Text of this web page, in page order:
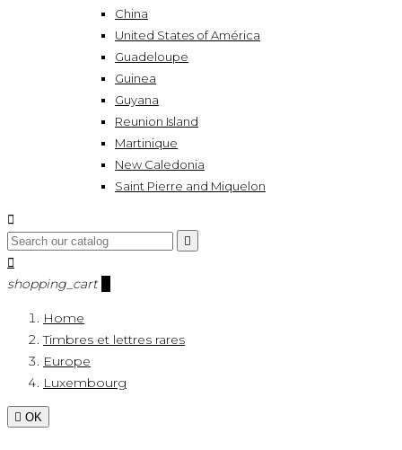
China
United States of América
Guadeloupe
Guinea
Guyana
Reunion Island
Martinique
New Caledonia
Saint Pierre and Miquelon



shopping_cart
Home
Timbres et lettres rares
Europe
Luxembourg
 OK